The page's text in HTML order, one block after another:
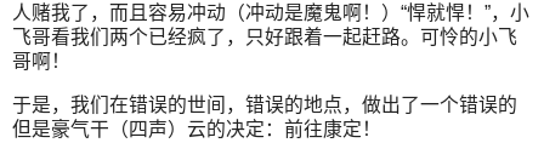
人赌我了，而且容易冲动（冲动是魔鬼啊！）“悍就悍！”，小
飞哥看我们两个已经疯了，只好跟着一起赶路。可怜的小飞
哥啊！
于是，我们在错误的世间，错误的地点，做出了一个错误的
但是豪气干（四声）云的决定：前往康定！